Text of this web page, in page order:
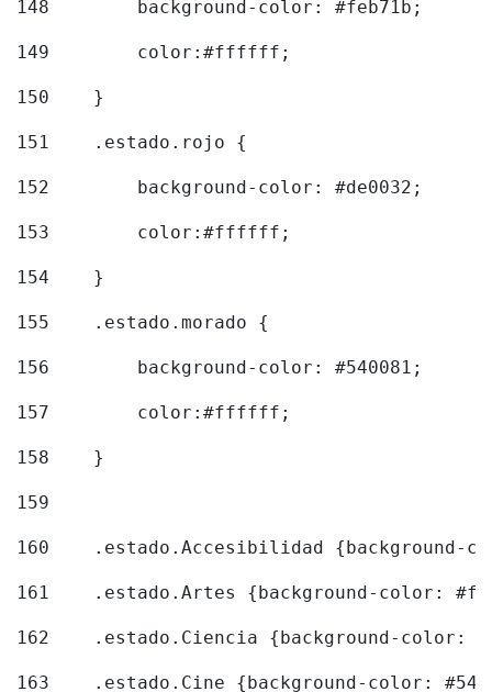
148
        background-color: #feb71b;
149
        color:#ffffff;
150
    }
151
    .estado.rojo {
152
        background-color: #de0032;
153
        color:#ffffff;
154
    }
155
    .estado.morado {
156
        background-color: #540081;
157
        color:#ffffff;
158
    }
159
160
.estado.Accesibilidad {background-
161
.estado.Artes {background-color:
162
.estado.Ciencia {background-
163
.estado.Cine {background-color: